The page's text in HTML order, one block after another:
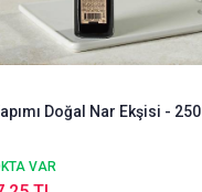
Doğal Nar Ekşisi - 250
VAR